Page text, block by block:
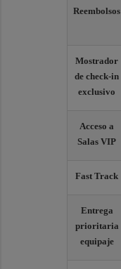
Reembolsos
Mostrador
de check-in
exclusivo
Acceso a
Salas VIP
Fast Track
Entrega
prioritaria
equipaje